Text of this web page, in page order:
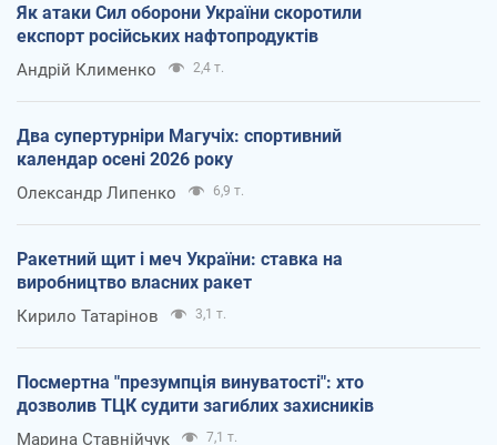
Як атаки Сил оборони України скоротили
експорт російських нафтопродуктів
Андрій Клименко 2,4 т.
Два супертурніри Магучіх: спортивний
календар осені 2026 року
Олександр Липенко 6,9 т.
Ракетний щит і меч України: ставка на
виробництво власних ракет
Кирило Татарінов 3,1 т.
Посмертна "презумпція винуватості": хто
дозволив ТЦК судити загиблих захисників
Марина Ставнійчук 7,1 т.